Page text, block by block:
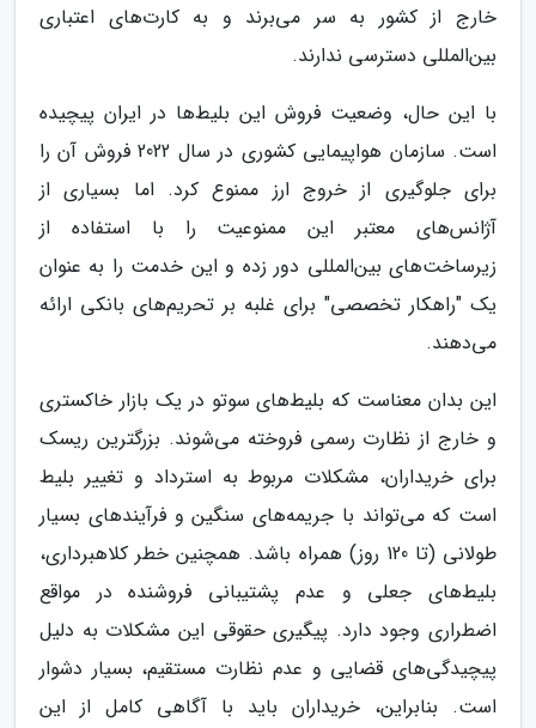
خارج از کشور به سر می‌برند و به کارت‌های اعتباری
بین‌المللی دسترسی ندارند.
با این حال، وضعیت فروش این بلیط‌ها در ایران پیچیده
است. سازمان هواپیمایی کشوری در سال 2022 فروش آن را
برای جلوگیری از خروج ارز ممنوع کرد. اما بسیاری از
آژانس‌های معتبر این ممنوعیت را با استفاده از
زیرساخت‌های بین‌المللی دور زده و این خدمت را به عنوان
یک "راهکار تخصصی" برای غلبه بر تحریم‌های بانکی ارائه
می‌دهند.
این بدان معناست که بلیط‌های سوتو در یک بازار خاکستری
و خارج از نظارت رسمی فروخته می‌شوند. بزرگترین ریسک
برای خریداران، مشکلات مربوط به استرداد و تغییر بلیط
است که می‌تواند با جریمه‌های سنگین و فرآیندهای بسیار
طولانی (تا 120 روز) همراه باشد. همچنین خطر کلاهبرداری،
بلیط‌های جعلی و عدم پشتیبانی فروشنده در مواقع
اضطراری وجود دارد. پیگیری حقوقی این مشکلات به دلیل
پیچیدگی‌های قضایی و عدم نظارت مستقیم، بسیار دشوار
است. بنابراین، خریداران باید با آگاهی کامل از این